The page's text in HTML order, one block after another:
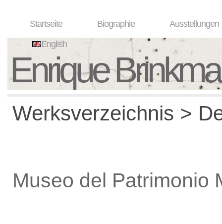
Startseite Biographie Ausstellungen
English
Enrique
Werksverzeichnis >
Museo del Patrimonio